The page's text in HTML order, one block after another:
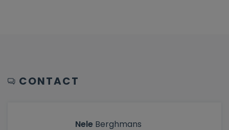
CONTACT
Nele Berghmans